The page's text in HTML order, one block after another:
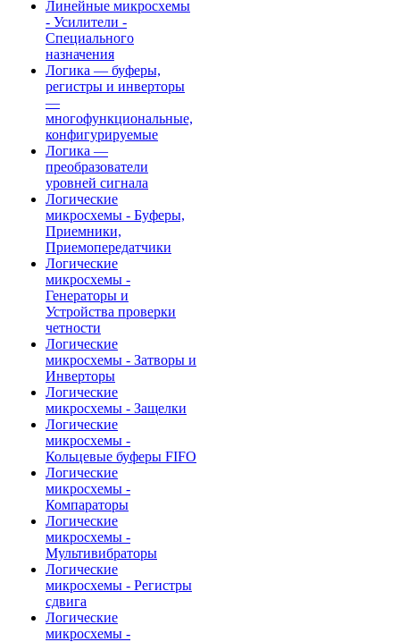
Линейные микросхемы
- Усилители -
Специального
назначения
Логика — буферы,
регистры и инверторы
—
многофункциональные,
конфигурируемые
Логика —
преобразователи
уровней сигнала
Логические
микросхемы - Буферы,
Приемники,
Приемопередатчики
Логические
микросхемы -
Генераторы и
Устройства проверки
четности
Логические
микросхемы - Затворы и
Инверторы
Логические
микросхемы - Защелки
Логические
микросхемы -
Кольцевые буферы FIFO
Логические
микросхемы -
Компараторы
Логические
микросхемы -
Мультивибраторы
Логические
микросхемы - Регистры
сдвига
Логические
микросхемы -